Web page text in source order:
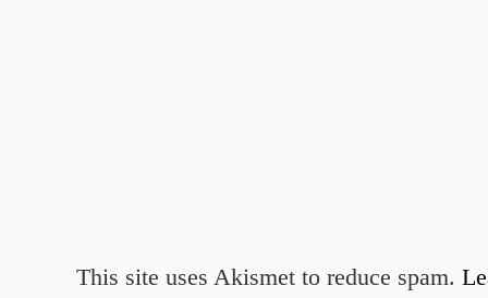
This site uses Akismet to reduce spam.